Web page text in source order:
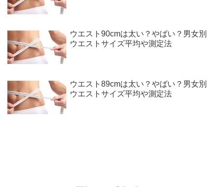
ウエスト90cmは太い？やばい？男女別
ウエストサイズ平均や測定法
ウエスト89cmは太い？やばい？男女別
ウエストサイズ平均や測定法